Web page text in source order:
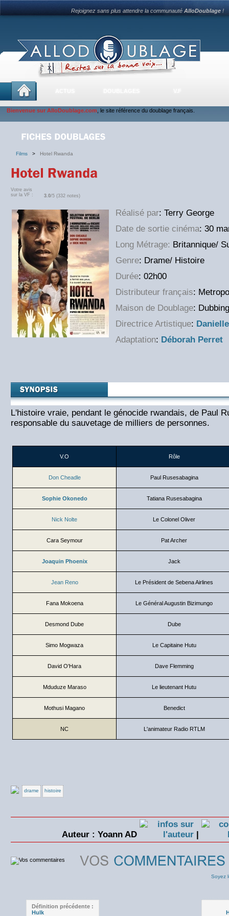
Rejoignez sans plus attendre la communautéAlloDoublage !
Bienvenue sur AlloDoublage.com , le site référence du doublage français.
Films > Hotel Rwanda
Votre avis
sur la VF :
3.0/5 (332 notes)
Réalisé par: Terry George
Date de sortie cinéma: 30
Long Métrage: Britannique/
Genre: Drame/ Histoire
Durée: 02h00
Distributeur français:
Maison de Doublage:
Directrice Artistique:
Adaptation: Déborah Perret
L'histoire vraie, pendant le génocide rwandais, de Paul
responsable du sauvetage de milliers de personnes.
V.O Rôle
Don Cheadle Paul Rusesabagina
Sophie Okonedo Tatiana Rusesabagina
Nick Nolte Le Colonel Oliver
Cara Seymour Pat Archer
Joaquin Phoenix Jack
Jean Reno Le Président de Sebena Airlines
Fana Mokoena Le Général Augustin Bizimungo
Desmond Dube Dube
Simo Mogwaza Le Capitaine Hutu
David O'Hara Dave Flemming
Mduduze Maraso Le lieutenant Hutu
Mothusi Magano Benedict
NC L'animateur Radio RTLM
drame histoire
Auteur : Yoann AD |
Soyez
Définition précédente :
Hulk